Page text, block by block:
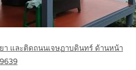
า และติดถนนเจษฏาบดินทร์ ด้านหน้า